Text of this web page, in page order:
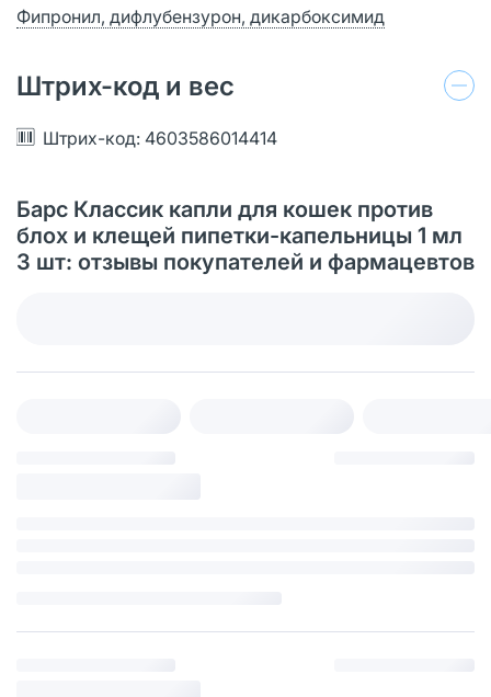
Фипронил, дифлубензурон, дикарбоксимид
Штрих-код и вес
Штрих-код: 4603586014414
Барс Классик капли для кошек против
блох и клещей пипетки-капельницы 1 мл
3 шт: отзывы покупателей и фармацевтов